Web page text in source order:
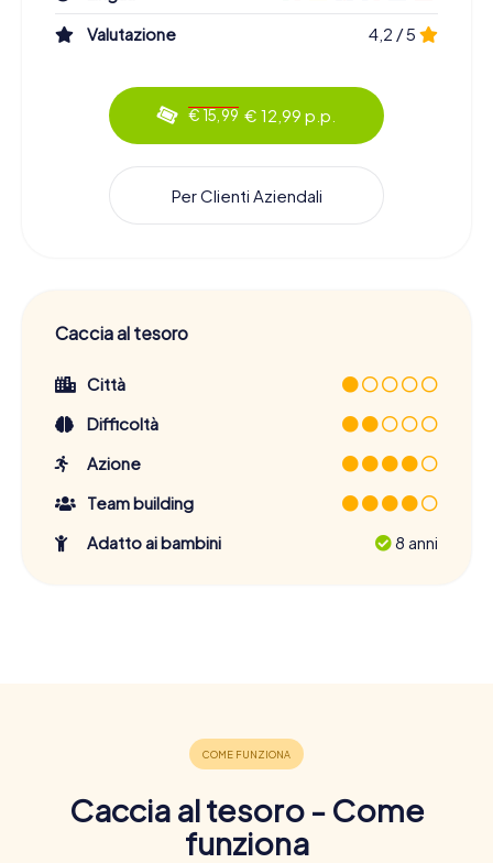
Valutazione
4,2 / 5
€ 15,99 € 12,99 p.p.
Per Clienti Aziendali
Caccia al tesoro
Città
Difficoltà
Azione
Team building
Adatto ai bambini
8 anni
Caccia al tesoro - Come
funziona